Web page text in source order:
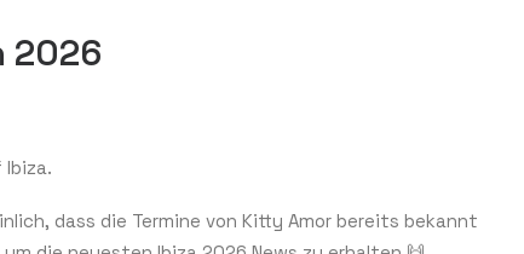
2026
dass die Termine von Kitty Amor bereits bekannt